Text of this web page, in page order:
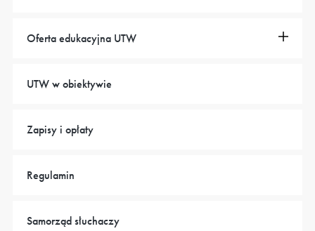
Oferta edukacyjna UTW
UTW w obiektywie
Zapisy i opłaty
Regulamin
Samorząd słuchaczy